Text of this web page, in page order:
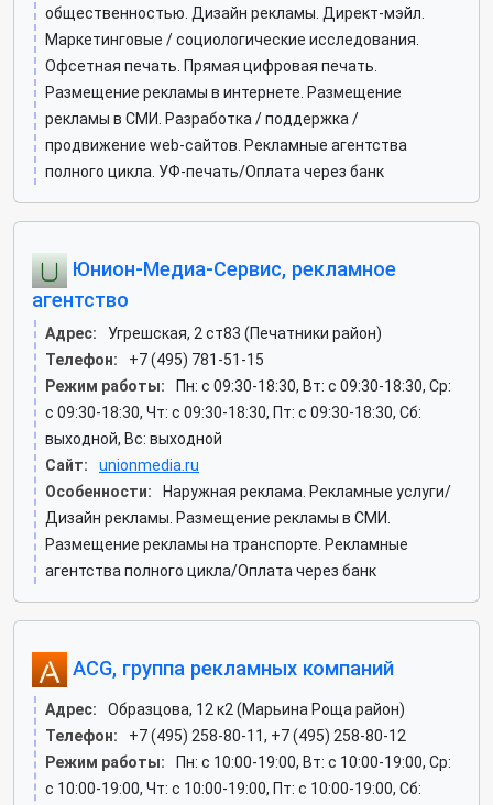
общественностью. Дизайн рекламы. Директ-мэйл.
Маркетинговые / социологические исследования.
Офсетная печать. Прямая цифровая печать.
Размещение рекламы в интернете. Размещение
рекламы в СМИ. Разработка / поддержка /
продвижение web-сайтов. Рекламные агентства
полного цикла. УФ-печать/Оплата через банк
Юнион-Медиа-Сервис, рекламное
агентство
Адрес:
Угрешская, 2 ст83 (Печатники район)
Телефон:
+7 (495) 781-51-15
Режим работы:
Пн: c 09:30-18:30, Вт: c 09:30-18:30, Ср:
c 09:30-18:30, Чт: c 09:30-18:30, Пт: c 09:30-18:30, Сб:
выходной, Вс: выходной
Сайт:
unionmedia.ru
Особенности:
Наружная реклама. Рекламные услуги/
Дизайн рекламы. Размещение рекламы в СМИ.
Размещение рекламы на транспорте. Рекламные
агентства полного цикла/Оплата через банк
ACG, группа рекламных компаний
Адрес:
Образцова, 12 к2 (Марьина Роща район)
Телефон:
+7 (495) 258-80-11, +7 (495) 258-80-12
Режим работы:
Пн: c 10:00-19:00, Вт: c 10:00-19:00, Ср:
c 10:00-19:00, Чт: c 10:00-19:00, Пт: c 10:00-19:00, Сб: